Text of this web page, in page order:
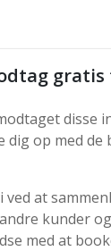
disse
dig op med de
ved at
kunder
med at